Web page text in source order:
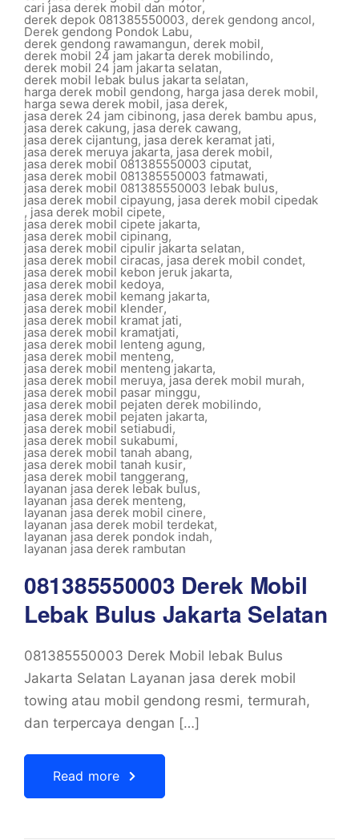
cari jasa derek mobil dan motor,
derek depok 081385550003, derek gendong ancol,
Derek gendong Pondok Labu,
derek gendong rawamangun,derek mobil,
derek mobil 24 jam jakarta derek mobilindo,
derek mobil 24 jam jakarta selatan,
derek mobil lebak bulus jakarta selatan,
harga derek mobil gendong, harga jasa derek mobil,
harga sewa derek mobil, jasa derek,
jasa derek 24 jam cibinong, jasa derek bambu apus,
jasa derek cakung, jasa derek cawang,
jasa derek cijantung, jasa derek keramat jati,
jasa derek meruya jakarta, jasa derek mobil,
jasa derek mobil 081385550003 ciputat,
jasa derek mobil 081385550003 fatmawati,
jasa derek mobil 081385550003 lebak bulus,
jasa derek mobil cipayung, jasa derek mobil cipedak
, jasa derek mobil cipete,
jasa derek mobil cipete jakarta,
jasa derek mobil cipinang,
jasa derek mobil cipulir jakarta selatan,
jasa derek mobil ciracas, jasa derek mobil condet,
jasa derek mobil kebon jeruk jakarta,
jasa derek mobil kedoya,
jasa derek mobil kemang jakarta,
jasa derek mobil klender,
jasa derek mobil kramat jati,
jasa derek mobil kramatjati,
jasa derek mobil lenteng agung,
jasa derek mobil menteng,
jasa derek mobil menteng jakarta,
jasa derek mobil meruya,jasa derek mobil murah,
jasa derek mobil pasar minggu,
jasa derek mobil pejaten derek mobilindo,
jasa derek mobil pejaten jakarta,
jasa derek mobil setiabudi,
jasa derek mobil sukabumi,
jasa derek mobil tanah abang,
jasa derek mobil tanah kusir,
jasa derek mobil tanggerang,
layanan jasa derek lebak bulus,
layanan jasa derek menteng,
layanan jasa derek mobil cinere,
layanan jasa derek mobil terdekat,
layanan jasa derek pondok indah,
layanan jasa derek rambutan
081385550003 Derek Mobil
Lebak Bulus Jakarta Selatan
081385550003 Derek Mobil lebak Bulus
Jakarta Selatan Layanan jasa derek mobil
towing atau mobil gendong resmi, termurah,
dan terpercaya dengan […]
Read more